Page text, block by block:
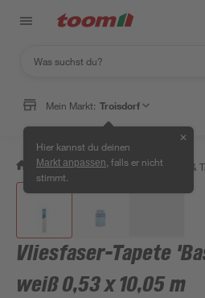
Mein Markt: Troisdorf
Hier kannst du deinen
Markt anpassen , falls er nicht
stimmt.
✕
/ Wohnen & Haushalt / Tapeten &
Vliesfaser-Tapete
weiß 0,53 x 10,05 m